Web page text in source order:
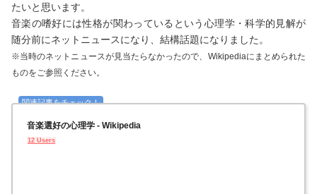
たいと思います。
音楽の嗜好には性格が関わっているという心理学・科学的見解が
随分前にネットニュースになり、結構話題になりました。
※当時のネットニュースが見当たらなかったので、Wikipediaにまとめられた
ものをご参照ください。
音楽選好の心理学 - Wikipedia
12 Users